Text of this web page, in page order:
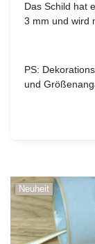
Das Schild hat
3 mm und wird
PS:
und
Neuheit